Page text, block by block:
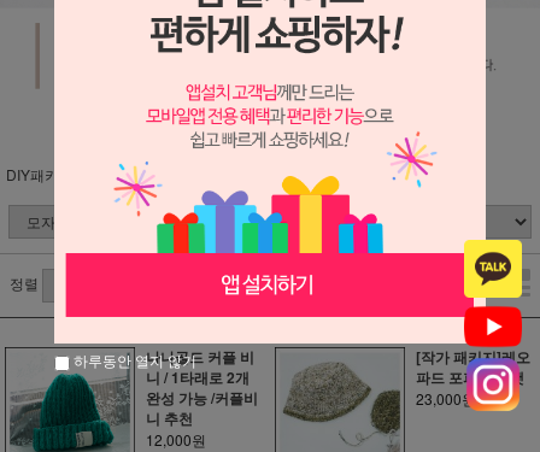
DIY패키지 (분류별)
정렬
나나골드 커플 비
니 / 1타래로 2개
완성 가능 /커플비
니 추천
12,000원
[작가 패키지]레오
파드 포피 버킷햇
23,000원
하루동안 열지 않기